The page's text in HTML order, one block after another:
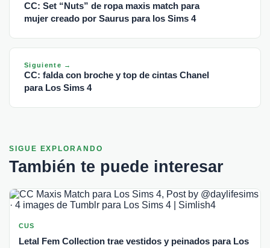
CC: Set “Nuts” de ropa maxis match para
mujer creado por Saurus para los Sims 4
Siguiente →
CC: falda con broche y top de cintas Chanel
para Los Sims 4
SIGUE EXPLORANDO
También te puede interesar
CUS
Letal Fem Collection trae vestidos y peinados para Los